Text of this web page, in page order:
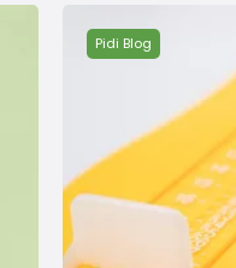
Pidi Blog